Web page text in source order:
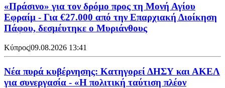
«Πράσινο» για τον δρόμο προς τη Μονή Αγίου
Εφραίμ - Για €27.000 από την Επαρχιακή Διοίκηση
Πάφου, δεσμέυτηκε ο Μυριάνθους
Κύπρος|09.08.2026 13:41
Νέα πυρά κυβέρνησης: Κατηγορεί ΔΗΣΥ και ΑΚΕΛ
για συνεργασία - «Η πολιτική ταύτιση πλέον